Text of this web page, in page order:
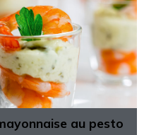
au pesto